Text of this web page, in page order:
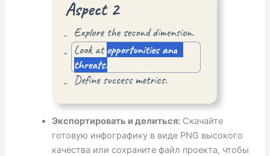
Экспортировать и делиться: Скачайте
готовую инфографику в виде PNG высокого
качества или сохраните файл проекта, чтобы